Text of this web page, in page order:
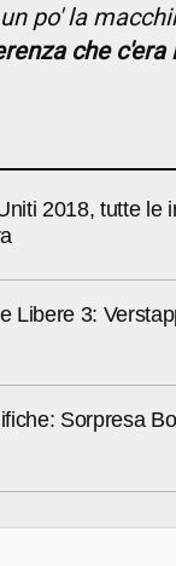
po' la
che c'era
2018, tutte le
Libere 3:
Sorpresa